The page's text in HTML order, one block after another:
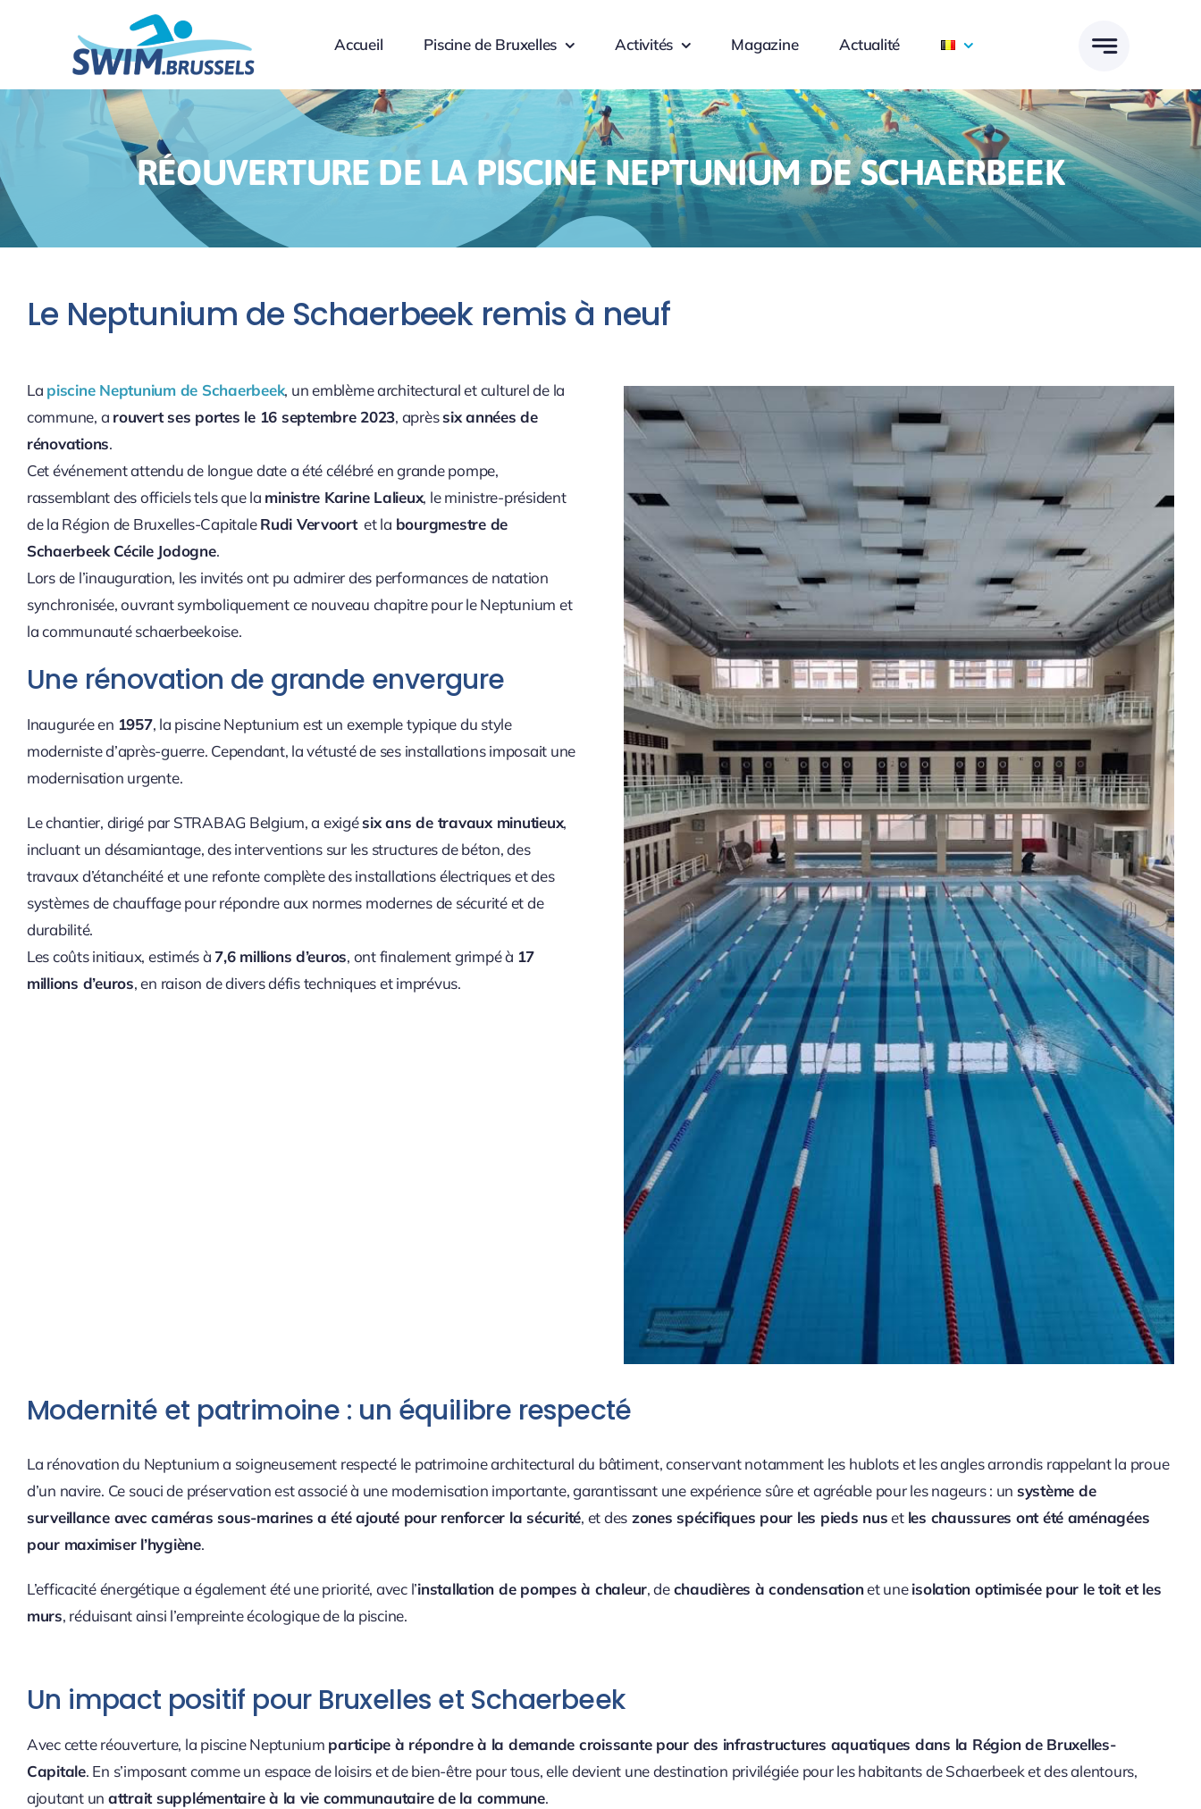
Accueil Piscine de Bruxelles Activités Magazine Actualité
RÉOUVERTURE DE LA PISCINE NEPTUNIUM DE SCHAERBEEK
Le Neptunium de Schaerbeek remis à neuf
La piscine Neptunium de Schaerbeek, un emblème architectural et culturel de la
commune, a rouvert ses portes le 16 septembre 2023, aprèssix années de
rénovations.
Cet événement attendu de longue date a été célébré en grande pompe,
rassemblant des officiels tels que la ministre Karine Lalieux, le ministre-président
de la Région de Bruxelles-CapitaleRudi Vervoortet la bourgmestre de
Schaerbeek Cécile Jodogne.
Lors de l’inauguration, les invités ont pu admirer des performances de natation
synchronisée, ouvrant symboliquement ce nouveau chapitre pour le Neptunium et
la communauté schaerbeekoise.
Une rénovation de grande envergure
Inaugurée en 1957, la piscine Neptunium est un exemple typique du style
moderniste d’après-guerre. Cependant, la vétusté de ses installations imposait une
modernisation urgente.
Le chantier, dirigé par STRABAG Belgium, a exigésix ans de travaux minutieux,
incluant un désamiantage, des interventions sur les structures de béton, des
travaux d’étanchéité et une refonte complète des installations électriques et des
systèmes de chauffage pour répondre aux normes modernes de sécurité et de
durabilité.
Les coûts initiaux, estimés à 7,6 millions d’euros, ont finalement grimpé à 17
millions d’euros, en raison de divers défis techniques et imprévus.
Modernité et patrimoine : un équilibre respecté
La rénovation du Neptunium a soigneusement respecté le patrimoine architectural du bâtiment, conservant notamment les hublots et les angles arrondis rappelant la proue
d’un navire. Ce souci de préservation est associé à une modernisation importante, garantissant une expérience sûre et agréable pour les nageurs : un système de
surveillance avec caméras sous-marines a été ajouté pour renforcer la sécurité, et des zones spécifiques pour les pieds nuset les chaussures ont été aménagées
pour maximiser l’hygiène.
L’efficacité énergétique a également été une priorité, avec l’installation de pompes à chaleur, dechaudières à condensationet uneisolation optimisée pour le toit et les
murs, réduisant ainsi l’empreinte écologique de la piscine.
Un impact positif pour Bruxelles et Schaerbeek
Avec cette réouverture, la piscine Neptunium participe à répondre à la demande croissante pour des infrastructures aquatiques dans la Région de Bruxelles-
Capitale. En s’imposant comme un espace de loisirs et de bien-être pour tous, elle devient une destination privilégiée pour les habitants de Schaerbeek et des alentours,
ajoutant un attrait supplémentaire à la vie communautaire de la commune.